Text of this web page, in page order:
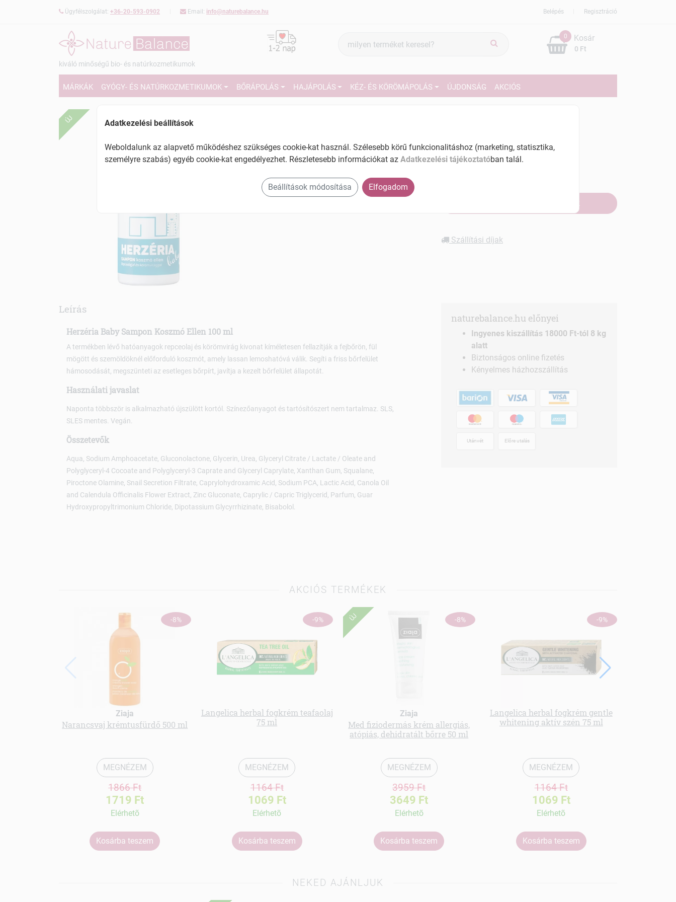
Ügyfélszolgálat: +36-20-593-0902 Email: info@naturebalance.hu Regisztráció
Belépés
kiváló minőségű bio- és natúrkozmetikumok
keresés
0
0 Ft
Kosár
MÁRKÁK GYÓGY- ÉS NATÚRKOZMETIKUMOK BŐRÁPOLÁS HAJÁPOLÁS KÉZ- ÉS KÖRÖMÁPOLÁS ÚJDONSÁG AKCIÓS
ÚJ
27% ÁFÁ-val , [46890 Ft/l]
Készletinformáció:
Szállítási díjak
Leírás
Herzéria Baby Sampon Koszmó Ellen 100 ml
A termékben lévő hatóanyagok repceolaj és körömvirág kivonat kíméletesen fellazítják a fejbőrön, fül
mögött és szemöldöknél előforduló koszmót, amely lassan lemoshatóvá válik. Segíti a friss bőrfelület
hámosodását, megszünteti az esetleges bőrpírt, javítja a kezelt bőrfelület állapotát.
Használati javaslat
Naponta többször is alkalmazható újszülött kortól. Színezőanyagot és tartósítószert nem tartalmaz. SLS,
SLES mentes. Vegán.
Összetevők
Aqua, Sodium Amphoacetate, Gluconolactone, Glycerin, Urea, Glyceryl Citrate / Lactate / Oleate and
Polyglyceryl-4 Cocoate and Polyglyceryl-3 Caprate and Glyceryl Caprylate, Xanthan Gum, Squalane,
Piroctone Olamine, Snail Secretion Filtrate, Caprylohydroxamic Acid, Sodium PCA, Lactic Acid, Canola Oil
and Calendula Officinalis Flower Extract, Zinc Gluconate, Caprylic / Capric Triglycerid, Parfum, Guar
Hydroxypropyltrimonium Chloride, Dipotassium Glycyrrhizinate, Bisabolol.
naturebalance.hu előnyei
Ingyenes kiszállítás 18000 Ft-tól 8 kg
alatt
Biztonságos online fizetés
Kényelmes házhozszállítás
Utánvét Előre utalás
AKCIÓS TERMÉKEK
-8%
Ziaja
Narancsvaj krémtusfürdő 500 ml
MEGNÉZEM
1866 Ft
1719 Ft
Elérhetõ
Kosárba teszem
-9%
Langelica herbal fogkrém teafaolaj
75 ml
MEGNÉZEM
1164 Ft
1069 Ft
Elérhetõ
Kosárba teszem
-8%
ÚJ
Ziaja
Med fiziodermás krém allergiás,
atópiás, dehidratált bőrre 50 ml
MEGNÉZEM
3959 Ft
3649 Ft
Elérhetõ
Kosárba teszem
-9%
Langelica herbal fogkrém gentle
whitening aktív szén 75 ml
MEGNÉZEM
1164 Ft
1069 Ft
Elérhetõ
Kosárba teszem
NEKED AJÁNLJUK
Adatkezelési beállítások
Weboldalunk az alapvető működéshez szükséges cookie-kat használ. Szélesebb körű funkcionalitáshoz (marketing, statisztika,
személyre szabás) egyéb cookie-kat engedélyezhet. Részletesebb információkat az Adatkezelési tájékoztatóban talál.
Beállítások módosítása Elfogadom